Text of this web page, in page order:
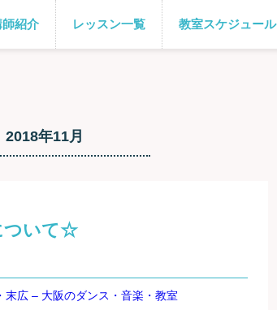
師紹介 レッスン一覧 教室スケジュール
2018年11月
ついて☆